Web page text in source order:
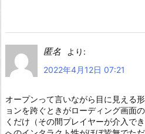
匿名
より:
2022年4月12日 07:21
オープンって言いながら目に見える
ョンを跨ぐときがローディング画面
くだけ（その間プレイヤーが介入で